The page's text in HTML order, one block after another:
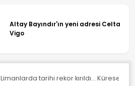
Altay Bayındır'ın yeni adresi Celta
Vigo
Limanlarda tarihi rekor kırıldı... Küresel